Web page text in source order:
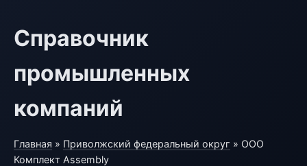
Справочник
промышленных
компаний
Главная » Приволжский федеральный округ » ООО
Комплект Assembly